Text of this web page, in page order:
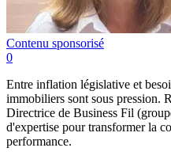
Contenu sponsorisé
0
Entre inflation législative et
immobiliers sont sous pression.
Directrice de Business Fil
d'expertise pour transformer la
performance.